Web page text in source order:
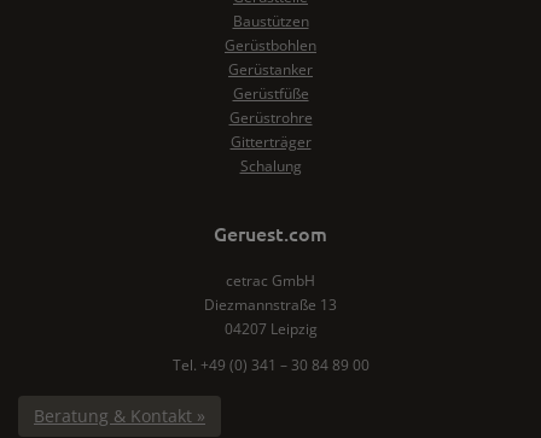
Baustützen
Gerüstbohlen
Gerüstanker
Gerüstfüße
Gerüstrohre
Gitterträger
Schalung
Geruest.com
cetrac GmbH
Diezmannstraße 13
04207 Leipzig
Tel. +49 (0) 341 – 30 84 89 00
Beratung & Kontakt »